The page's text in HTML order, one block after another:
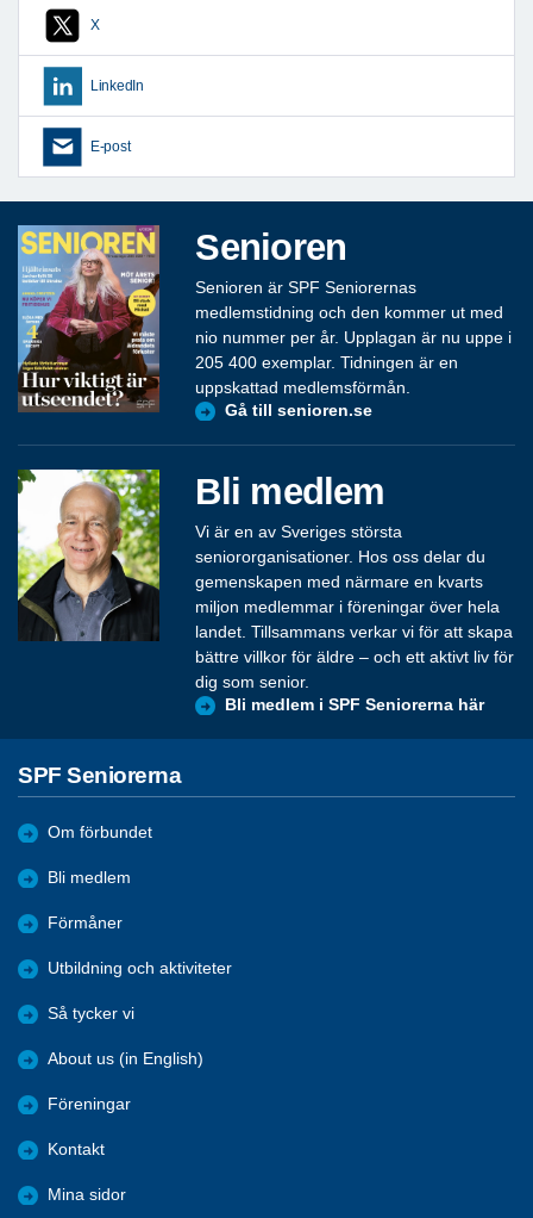
X
LinkedIn
E-post
Senioren
Senioren är SPF Seniorernas
medlemstidning och den kommer ut med
nio nummer per år. Upplagan är nu uppe i
205 400 exemplar. Tidningen är en
uppskattad medlemsförmån.
Gå till senioren.se
Bli medlem
Vi är en av Sveriges största
seniororganisationer. Hos oss delar du
gemenskapen med närmare en kvarts
miljon medlemmar i föreningar över hela
landet. Tillsammans verkar vi för att skapa
bättre villkor för äldre – och ett aktivt liv för
dig som senior.
Bli medlem i SPF Seniorerna här
SPF Seniorerna
Om förbundet
Bli medlem
Förmåner
Utbildning och aktiviteter
Så tycker vi
About us (in English)
Föreningar
Kontakt
Mina sidor